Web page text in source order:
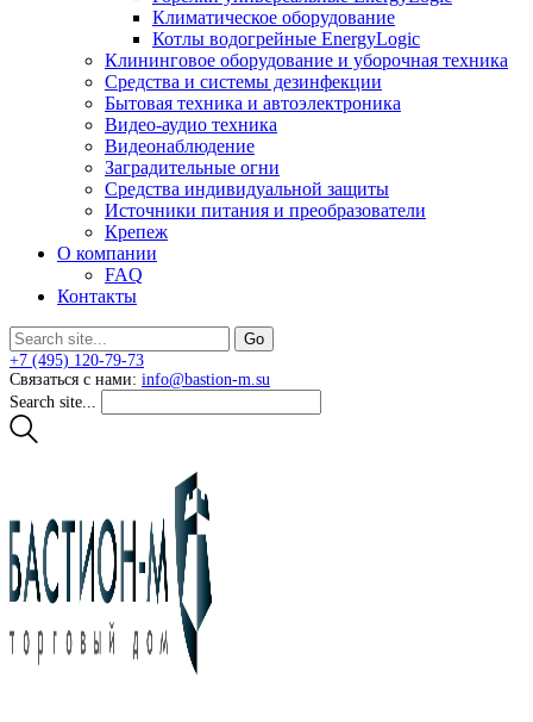
Климатическое оборудование
Котлы водогрейные EnergyLogic
Клининговое оборудование и уборочная техника
Средства и системы дезинфекции
Бытовая техника и автоэлектроника
Видео-аудио техника
Видеонаблюдение
Заградительные огни
Средства индивидуальной защиты
Источники питания и преобразователи
Крепеж
О компании
FAQ
Контакты
+7 (495) 120-79-73
Связаться с нами: info@bastion-m.su
Search site...